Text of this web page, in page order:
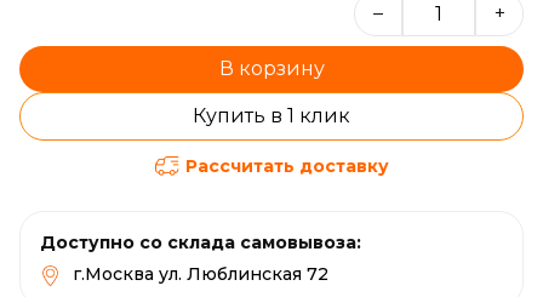
– +
В корзину
Купить в 1 клик
Рассчитать доставку
Доступно со склада самовывоза:
г.Москва ул. Люблинская 72